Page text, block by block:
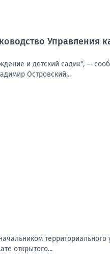
Управления
и детский садик", —
Островский...
открытого...